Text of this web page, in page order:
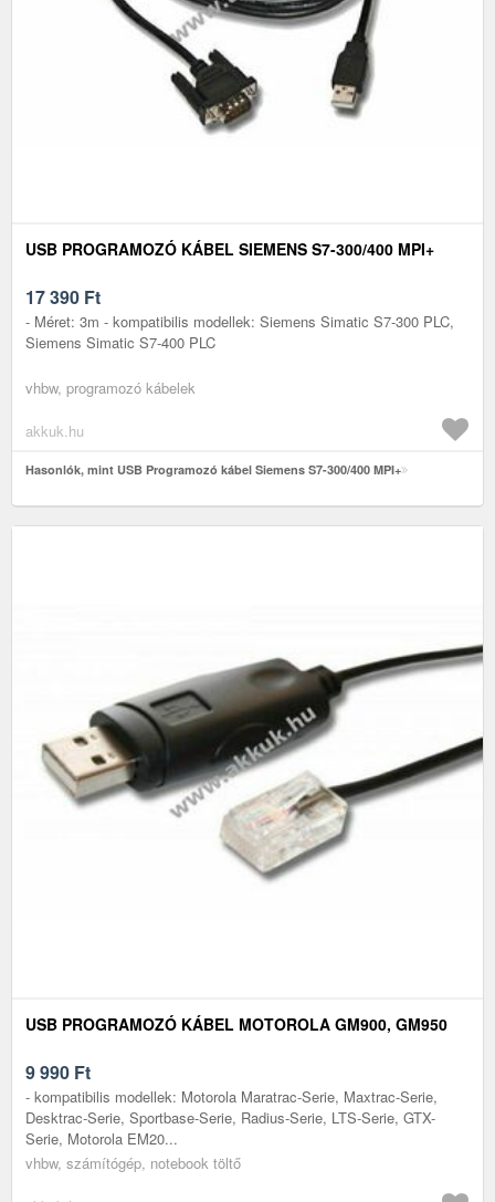
USB PROGRAMOZÓ KÁBEL SIEMENS S7-300/400 MPI+
17 390 Ft
- Méret: 3m - kompatibilis modellek: Siemens Simatic S7-300 PLC,
Siemens Simatic S7-400 PLC
vhbw, programozó kábelek
akkuk.hu
Hasonlók, mint USB Programozó kábel Siemens S7-300/400 MPI+
USB PROGRAMOZÓ KÁBEL MOTOROLA GM900, GM950
9 990 Ft
- kompatibilis modellek: Motorola Maratrac-Serie, Maxtrac-Serie,
Desktrac-Serie, Sportbase-Serie, Radius-Serie, LTS-Serie, GTX-
Serie, Motorola EM20...
vhbw, számítógép, notebook töltő